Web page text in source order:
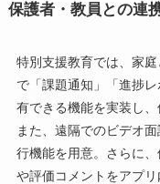
保護者・教員との連
特別支援教育では、家
で「課題通知」「進捗
有できる機能を実装し、
また、遠隔でのビデオ
行機能を用意。さらに
や評価コメントをアプ